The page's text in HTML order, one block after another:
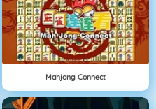
Mahjong Connect